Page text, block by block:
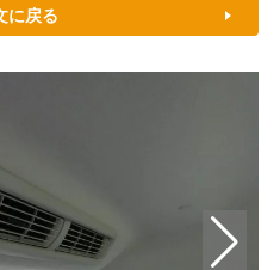
に戻る